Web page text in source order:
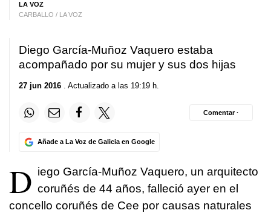
LA VOZ
CARBALLO / LA VOZ
Diego García-Muñoz Vaquero estaba
acompañado por su mujer y sus dos hijas
27 jun 2016 . Actualizado a las 19:19 h.
Añade a La Voz de Galicia en Google
Comentar ·
D iego García-Muñoz Vaquero, un arquitecto
coruñés de 44 años, falleció ayer en el
concello coruñés de Cee por causas naturales